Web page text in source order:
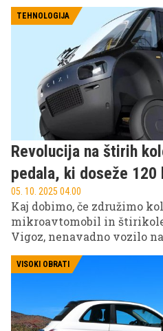
TEHNOLOGIJA
Revolucija na štirih
pedala, ki doseže 120
05. 10. 2025 04.00
Kaj dobimo, če združimo
mikroavtomobil in
Vigoz, nenavadno vozilo
francosko podjetje Cixi
svojo vizijo prihodnosti
VISOKI OBRATI